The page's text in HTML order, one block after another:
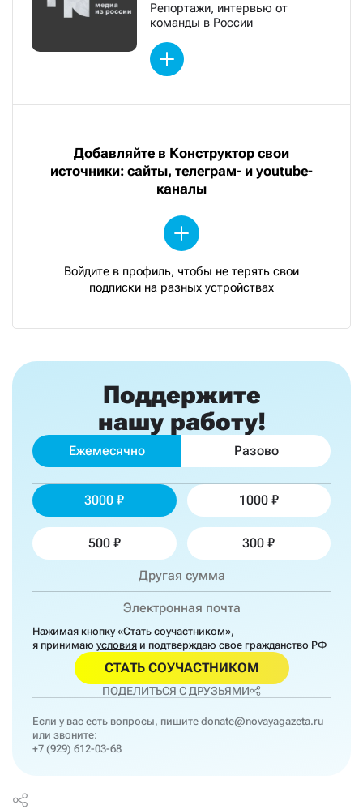
Репортажи, интервью от
команды в России
Добавляйте в Конструктор свои
источники: сайты, телеграм- и youtube-
каналы
Войдите в профиль, чтобы не терять свои
подписки на разных устройствах
Поддержите
нашу работу!
Ежемесячно Разово
3000 1000
500 300
Нажимая кнопку «Стать соучастником»,
я принимаю условия и подтверждаю свое гражданство РФ
СТАТЬ СОУЧАСТНИКОМ
ПОДЕЛИТЬСЯ С ДРУЗЬЯМИ
Если у вас есть вопросы, пишите donate@novayagazeta.ru
или звоните:
+7 (929) 612-03-68